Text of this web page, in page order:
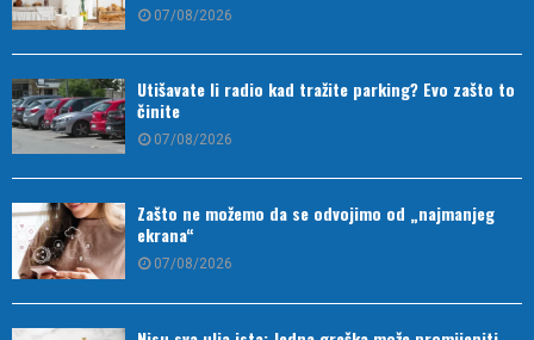
07/08/2026
Utišavate li radio kad tražite parking? Evo zašto to
činite
07/08/2026
Zašto ne možemo da se odvojimo od „najmanjeg
ekrana“
07/08/2026